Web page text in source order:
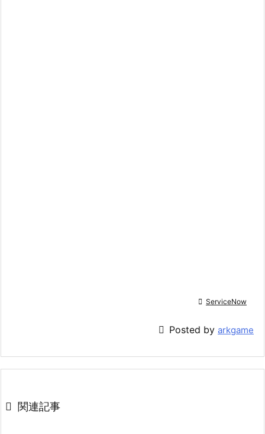
 ServiceNow
 Posted by arkgame
 関連記事